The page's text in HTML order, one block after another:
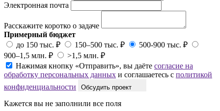
Электронная почта
Расскажите коротко о задаче
Примерный бюджет
до 150 тыс. ₽
150–500 тыс. ₽
500-900 тыс. ₽
900–1,5 млн. ₽
>1,5 млн. ₽
Нажимая кнопку «Отправить», вы даёте согласие на
обработку персональных данных и соглашаетесь с политикой
конфиденциальности
Обсудить проект
Кажется вы не заполнили все поля